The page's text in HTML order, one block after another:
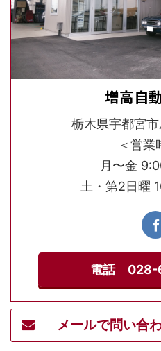
増高自
栃木県宇都宮
＜営業
月〜金
土・第2日曜
電話 028-
メールで問い合